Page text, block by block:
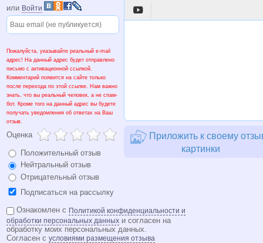
или Войти
Пожалуйста, указывайте реальный e-mail
адрес! На данный адрес будет отправлено
письмо с активационной ссылкой.
Комментарий появится на сайте только
после перехода по этой ссылке. Нам важно
знать, что вы реальный человек, а не спам-
бот. Кроме того на данный адрес вы будете
получать уведомления об ответах на Ваш
отзыв.
Оценка
Положительный отзыв
Нейтральный отзыв
Отрицательный отзыв
Подписаться на рассылку

Приложить к своему
картинки
Ознакомлен с Политикой конфиденциальности и
обработки персональных данных и согласен на
обработку моих персональных данных.
Согласен с условиями размещения отзыва